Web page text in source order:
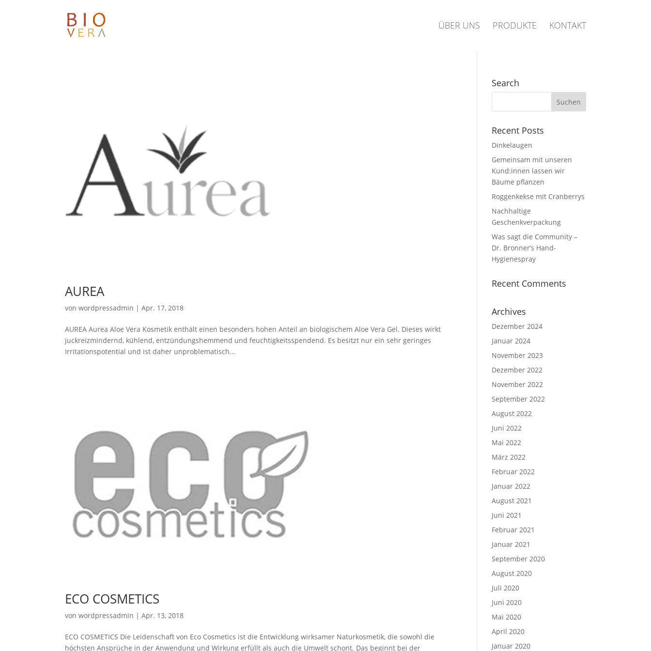
ÜBER UNS PRODUKTE KONTAKT
AUREA
vonwordpressadmin |Apr. 17, 2018
AUREA Aurea Aloe Vera Kosmetik enthält einen besonders hohen Anteil an biologischem Aloe Vera Gel. Dieses wirkt
juckreizmindernd, kühlend, entzündungshemmend und feuchtigkeitsspendend. Es besitzt nur ein sehr geringes
Irritationspotential und ist daher unproblematisch...
ECO COSMETICS
vonwordpressadmin |Apr. 13, 2018
ECO COSMETICS Die Leidenschaft von Eco Cosmetics ist die Entwicklung wirksamer Naturkosmetik, die sowohl die
höchsten Ansprüche in der Anwendung und Wirkung erfüllt als auch die Umwelt schont. Das beginnt bei der
Search
Recent Posts
Dinkelaugen
Gemeinsam mit unseren
Kund:innen lassen wir
Bäume pflanzen
Roggenkekse mit Cranberrys
Nachhaltige
Geschenkverpackung
Was sagt die Community –
Dr. Bronner’s Hand-
Hygienespray
Recent Comments
Archives
Dezember 2024
Januar 2024
November 2023
Dezember 2022
November 2022
September 2022
August 2022
Juni 2022
Mai 2022
März 2022
Februar 2022
Januar 2022
August 2021
Juni 2021
Februar 2021
Januar 2021
September 2020
August 2020
Juli 2020
Juni 2020
Mai 2020
April 2020
Januar 2020